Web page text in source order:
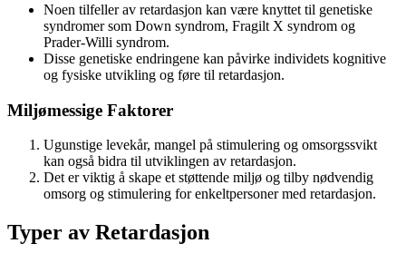
Noen tilfeller av retardasjon kan være knyttet til genetiske
syndromer som Down syndrom, Fragilt X syndrom og
Prader-Willi syndrom.
Disse genetiske endringene kan påvirke individets kognitive
og fysiske utvikling og føre til retardasjon.
Miljømessige Faktorer
Ugunstige levekår, mangel på stimulering og omsorgssvikt
kan også bidra til utviklingen av retardasjon.
Det er viktig å skape et støttende miljø og tilby nødvendig
omsorg og stimulering for enkeltpersoner med retardasjon.
Typer av Retardasjon